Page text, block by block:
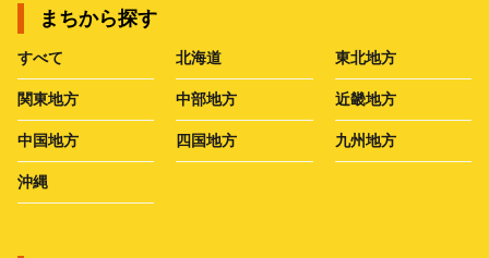
まちから探す
すべて 北海道 東北地方
関東地方 中部地方 近畿地方
中国地方 四国地方 九州地方
沖縄